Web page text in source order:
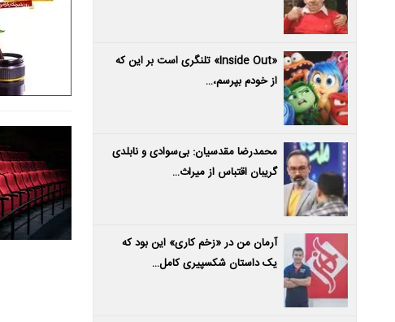
«Inside Out» تلنگری است بر این که
از خودم بپرسم،…
محمدرضا مقدسیان: بی‌سوادی و نابلدی
گریبان اقتباس از میراث…
آرمان من در «زخم کاری» این بود که
یک داستان شکسپیری کامل…